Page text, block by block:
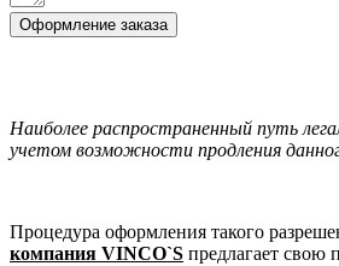
Оформление заказа
Наиболее распространенный путь
учетом возможности продления
Процедура оформления такого
компания VINCO`S предлагает свою